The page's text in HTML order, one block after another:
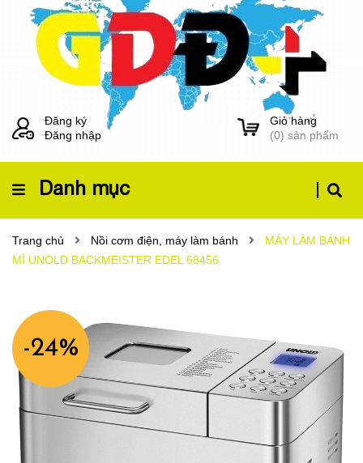
Đăng ký
Đăng nhập
Giỏ hàng
(0) sản phẩm
Danh mục
Trang chủ Nồi cơm điện, máy làm bánh
MÁY LÀM BÁNH
MÌ UNOLD BACKMEISTER EDEL 68456
-24%